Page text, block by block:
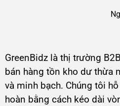
GreenBidz là thị trường
bán hàng tồn kho dư thừa
và minh bạch. Chúng tôi
hoàn bằng cách kéo dài